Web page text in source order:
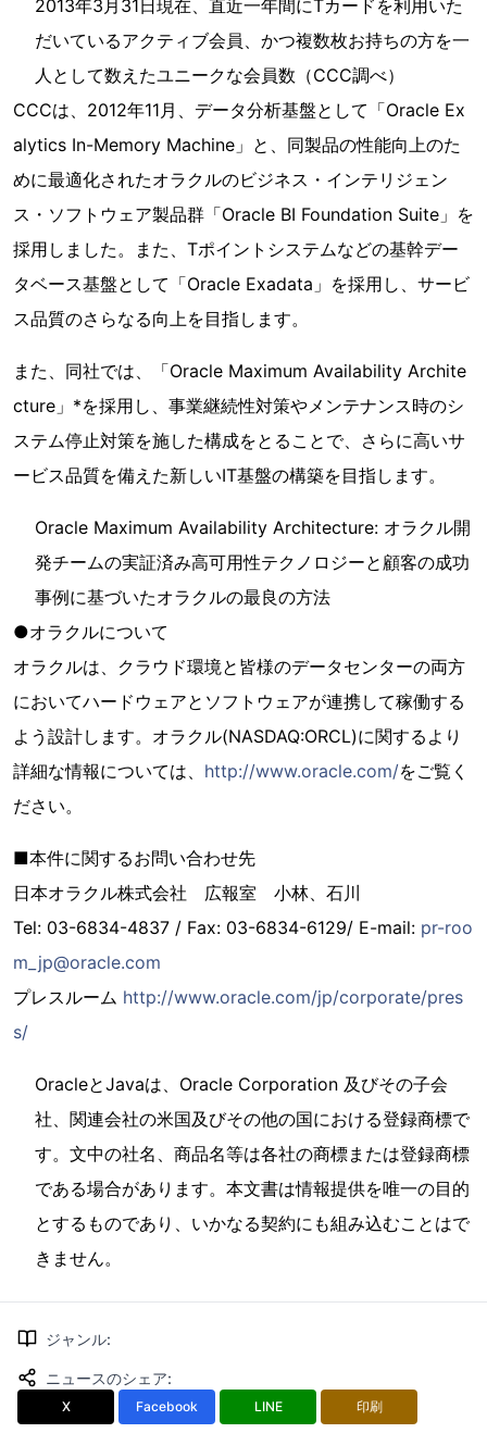
2013年3月31日現在、直近一年間にTカードを利用いた
だいているアクティブ会員、かつ複数枚お持ちの方を一
人として数えたユニークな会員数（CCC調べ）
CCCは、2012年11月、データ分析基盤として「Oracle Ex
alytics In-Memory Machine」と、同製品の性能向上のた
めに最適化されたオラクルのビジネス・インテリジェン
ス・ソフトウェア製品群「Oracle BI Foundation Suite」を
採用しました。また、Tポイントシステムなどの基幹デー
タベース基盤として「Oracle Exadata」を採用し、サービ
ス品質のさらなる向上を目指します。
また、同社では、「Oracle Maximum Availability Archite
cture」*を採用し、事業継続性対策やメンテナンス時のシ
ステム停止対策を施した構成をとることで、さらに高いサ
ービス品質を備えた新しいIT基盤の構築を目指します。
Oracle Maximum Availability Architecture: オラクル開
発チームの実証済み高可用性テクノロジーと顧客の成功
事例に基づいたオラクルの最良の方法
●オラクルについて
オラクルは、クラウド環境と皆様のデータセンターの両方
においてハードウェアとソフトウェアが連携して稼働する
よう設計します。オラクル(NASDAQ:ORCL)に関するより
詳細な情報については、 http://www.oracle.com/をご覧く
ださい。
■本件に関するお問い合わせ先
日本オラクル株式会社 広報室 小林、石川
Tel: 03-6834-4837 / Fax: 03-6834-6129/ E-mail: pr-roo
m_jp@oracle.com
プレスルーム http://www.oracle.com/jp/corporate/pres
s/
OracleとJavaは、Oracle Corporation 及びその子会
社、関連会社の米国及びその他の国における登録商標で
す。文中の社名、商品名等は各社の商標または登録商標
である場合があります。本文書は情報提供を唯一の目的
とするものであり、いかなる契約にも組み込むことはで
きません。
ジャンル:
ニュースのシェア:
X Facebook LINE 印刷